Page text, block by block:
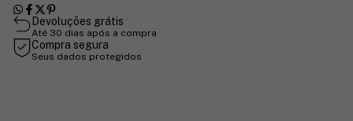
Devoluções grátis
Até 30 dias após a compra
Compra segura
Seus dados protegidos